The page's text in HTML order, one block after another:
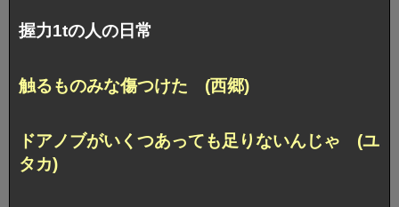
握力1tの人の日常
触るものみな傷つけた (西郷)
ドアノブがいくつあっても足りないんじゃ (ユ
タカ)